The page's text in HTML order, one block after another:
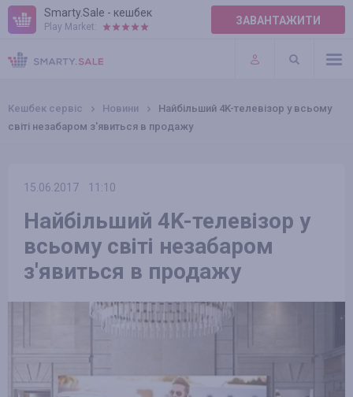
Smarty.Sale - кешбек
Play Market: ЗАВАНТАЖИТИ
ПРАВИЛА
ПЛАГІНИ
Кешбек сервіс Новини
Найбільший 4K-телевізор у всьому
світі незабаром з'явиться в продажу
15.06.2017 11:10
Найбільший 4K-телевізор у
всьому світі незабаром
з'явиться в продажу